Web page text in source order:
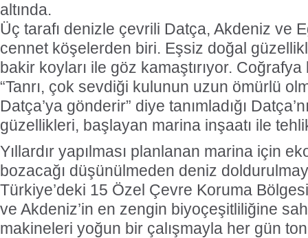
altında.
Üç tarafı denizle çevrili Datça, Akdeniz ve
cennet köşelerden biri. Eşsiz doğal
bakir koyları ile göz kamaştırıyor. Coğrafya
“Tanrı, çok sevdiği kulunun uzun ömürlü
Datça’ya gönderir” diye tanımladığı
güzellikleri, başlayan marina inşaatı ile
Yıllardır yapılması planlanan marina için
bozacağı düşünülmeden deniz
Türkiye’deki 15 Özel Çevre Koruma
ve Akdeniz’in en zengin biyoçeşitliliğine
makineleri yoğun bir çalışmayla her gün